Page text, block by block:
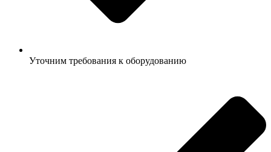
Уточним требования к оборудованию